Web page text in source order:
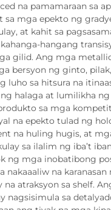
na pamamaraan sa
sa mga epekto ng
at kahit sa
hangang
gilid. Ang mga
bersyon ng ginto,
luho sa hitsura na
halaga at lumilikha
sa mga
na epekto tulad ng
na huling hugis, at
sa ilalim ng iba’t
ng mga inobatibong
nakaaaliw na karanasan
na atraksyon sa shelf.
nagsisimula sa